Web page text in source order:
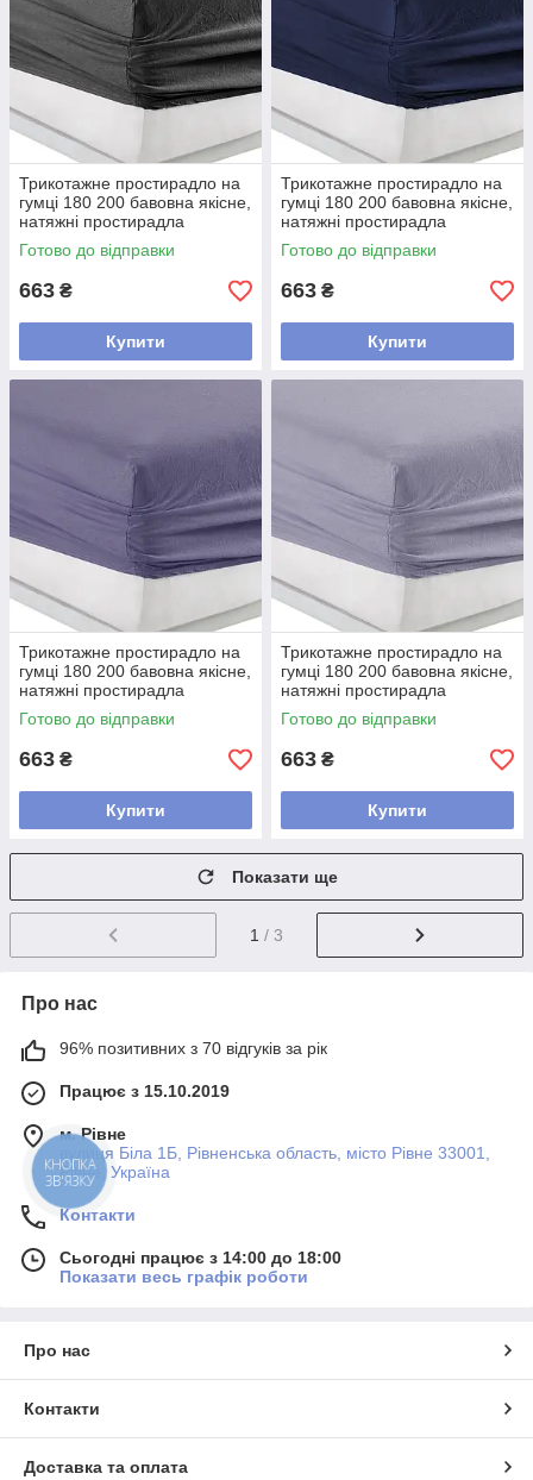
Трикотажне простирадло на
гумці 180 200 бавовна якісне,
натяжні простирадла
Туреччина добре Темно
сірий
Готово до відправки
663 ₴
Купити
Трикотажне простирадло на
гумці 180 200 бавовна якісне,
натяжні простирадла
Туреччина добре Синій
Готово до відправки
663 ₴
Купити
Трикотажне простирадло на
гумці 180 200 бавовна якісне,
натяжні простирадла
Туреччина добре Фіолетовий
Готово до відправки
663 ₴
Купити
Трикотажне простирадло на
гумці 180 200 бавовна якісне,
натяжні простирадла
Туреччина добре Сірий
Готово до відправки
663 ₴
Купити
Показати ще
1 / 3
Про нас
96% позитивних з 70 відгуків за рік
Працює з 15.10.2019
м. Рівне
вулиця Біла 1Б, Рівненська область, місто Рівне 33001,
Рівне, Україна
Контакти
Сьогодні працює з 14:00 до 18:00
Показати весь графік роботи
Про нас
Контакти
Доставка та оплата
КНОПКА
ЗВ'ЯЗКУ